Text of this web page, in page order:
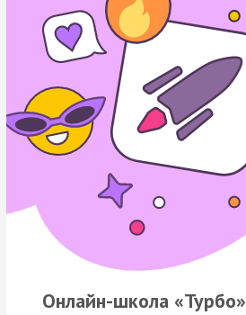
Онлайн-школа «Турбо»